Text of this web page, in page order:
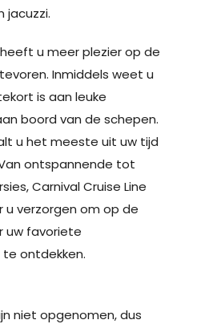
jacuzzi.
u meer plezier op de
Inmiddels weet u
is aan leuke
boord van de schepen.
u het meeste uit uw tijd
ontspannende tot
Carnival Cruise Line
u verzorgen om op de
uw favoriete
ontdekken.
niet opgenomen, dus